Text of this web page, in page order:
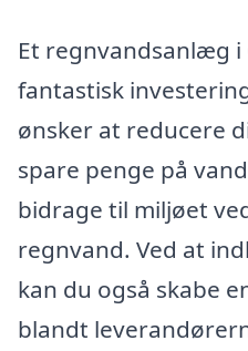
Et regnvandsanlæg
fantastisk
ønsker at reducere
spare penge på
bidrage til miljøet
regnvand. Ved at
kan du også skabe
blandt